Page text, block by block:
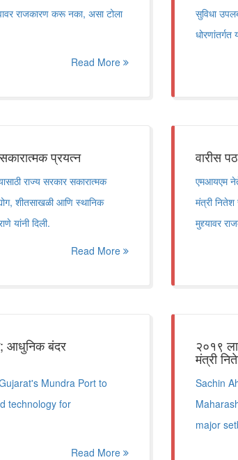
राजकारण करू नका, असा टोला
Read More
सुविधा
धोरणांतर्गत
प्रयत्न
राज्य सरकार सकारात्मक
शीतसाखळी आणि स्थानिक
यांनी दिली.
Read More
वारीस
एमआयएम नेते
मंत्री नितेश
मुद्द्यावर
आधुनिक बंदर
Mundra Port to
technology for
Read More
२०१९
मंत्री
Sachin
major